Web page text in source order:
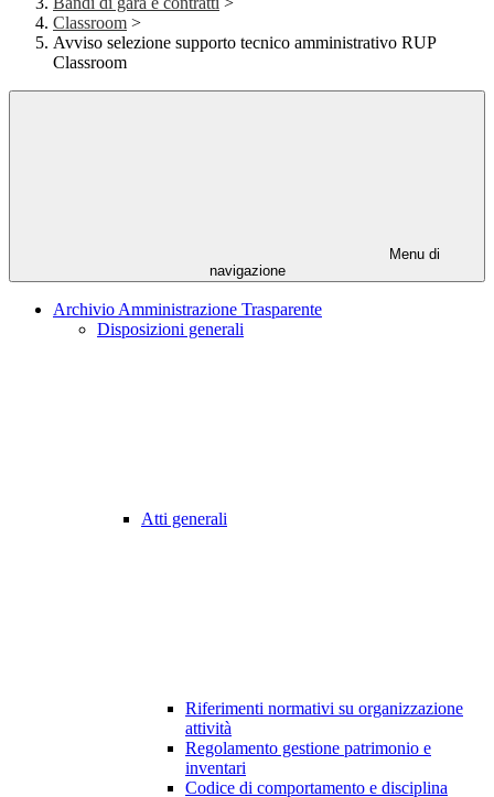
Classroom >
Avviso selezione supporto tecnico amministrativo RUP
Classroom
Menu di
navigazione
Archivio Amministrazione Trasparente
Disposizioni generali
Atti generali
Riferimenti normativi su organizzazione
attività
Regolamento gestione patrimonio e
inventari
Codice di comportamento e disciplina